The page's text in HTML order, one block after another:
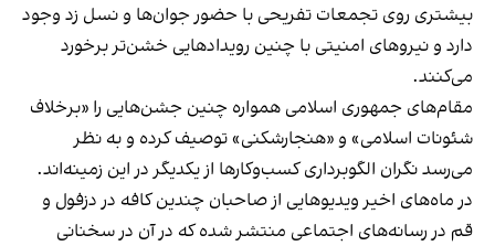
بیشتری روی تجمعات تفریحی با حضور جوان‌ها و نسل زد وجود
دارد و نیروهای امنیتی با چنین رویدادهایی خشن‌تر برخورد
می‌کنند.
مقام‌های جمهوری اسلامی همواره چنین جشن‌هایی را «برخلاف
شئونات اسلامی» و «هنجارشکنی» توصیف کرده و به نظر
می‌رسد نگران الگوبرداری کسب‌وکارها از یکدیگر در این زمینه‌اند.
در ماه‌های اخیر ویدیوهایی از صاحبان چندین کافه در دزفول و
قم در رسانه‌های اجتماعی منتشر شده که در آن در سخنانی